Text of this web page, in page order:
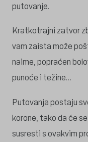
putovanje.
Kratkotrajni zatvor
vam zaista može
naime, popraćen
punoće i težine…
Putovanja postaju
korone, tako da će
susresti s ovakvim